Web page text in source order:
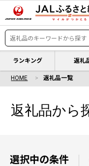
ランキング 返礼
HOME 返礼品一覧
返礼品から
選択中の条件